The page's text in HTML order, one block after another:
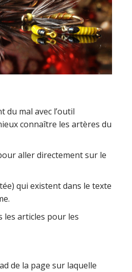
du mal avec l’outil
connaître les artères du
aller directement sur le
qui existent dans le texte
les articles pour les
de la page sur laquelle